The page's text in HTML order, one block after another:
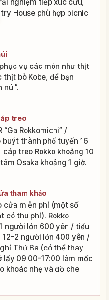
nghiệm tiếp xúc cừu,
House phù hợp picnic
vụ các món như thịt
thịt bò Kobe, để bạn
treo
“Ga Rokkomichi” /
buýt thành phố tuyến 16
treo Rokko khoảng 10
Osaka khoảng 1 giờ.
tham khảo
cửa miễn phí (một số
có thu phí). Rokko
người lớn 600 yên / tiểu
12–2 người lớn 400 yên /
Thứ Ba (có thể thay
lấy 09:00–17:00 làm mốc
khoác nhẹ và đồ che